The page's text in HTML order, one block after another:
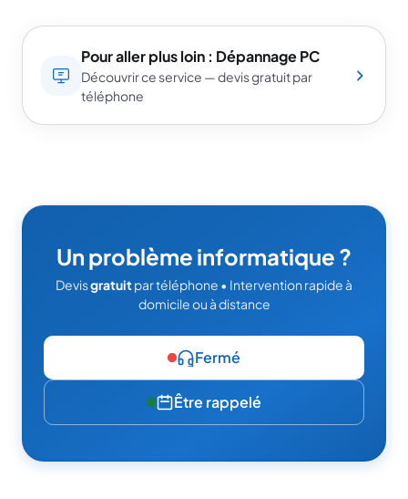
Pour aller plus loin : Dépannage PC
Découvrir ce service — devis gratuit par
téléphone
Un problème informatique ?
Devisgratuitpar téléphone • Intervention rapide à
domicile ou à distance
Fermé
Être rappelé